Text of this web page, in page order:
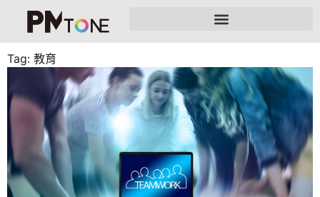
Tag: 教育